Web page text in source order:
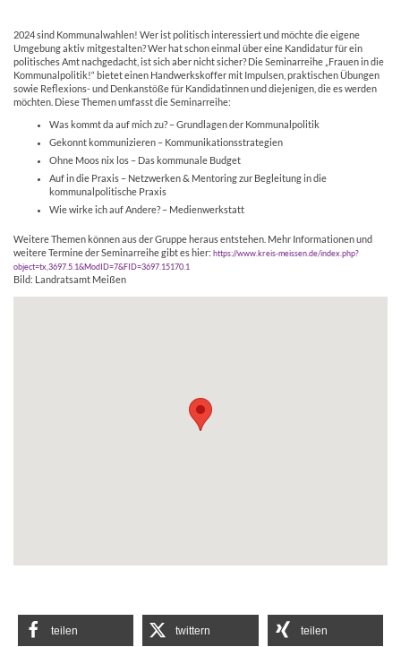
2024 sind Kommunalwahlen! Wer ist politisch interessiert und möchte die eigene
Umgebung aktiv mitgestalten? Wer hat schon einmal über eine Kandidatur für ein
politisches Amt nachgedacht, ist sich aber nicht sicher? Die Seminarreihe „Frauen in die
Kommunalpolitik!“ bietet einen Handwerkskoffer mit Impulsen, praktischen Übungen
sowie Reflexions- und Denkanstöße für Kandidatinnen und diejenigen, die es werden
möchten. Diese Themen umfasst die Seminarreihe:
Was kommt da auf mich zu? – Grundlagen der Kommunalpolitik
Gekonnt kommunizieren – Kommunikationsstrategien
Ohne Moos nix los – Das kommunale Budget
Auf in die Praxis – Netzwerken & Mentoring zur Begleitung in die
kommunalpolitische Praxis
Wie wirke ich auf Andere? – Medienwerkstatt
Weitere Themen können aus der Gruppe heraus entstehen. Mehr Informationen und
weitere Termine der Seminarreihe gibt es hier: https://www.kreis-meissen.de/index.php?
object=tx,3697.5.1&ModID=7&FID=3697.15170.1
Bild: Landratsamt Meißen
teilen twittern teilen